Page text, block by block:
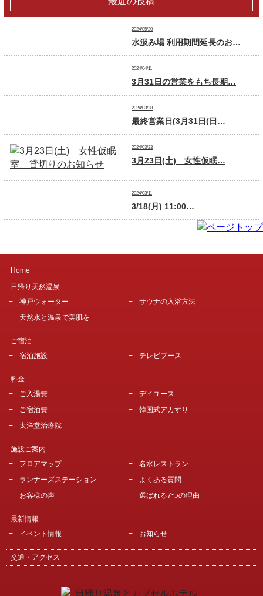
2024/05/20
水汲み場 利用期間延長のお…
2024/04/11
3月31日の営業をもち長期…
2024/03/28
最終営業日(3月31日(日…
2024/03/23
3月23日(土) 女性仮眠…
2024/03/11
3/18(月) 11:00…
Home
日帰り天然温泉
神戸ウォーター
サウナの入浴方法
天然水と温泉で美肌を
ご宿泊
宿泊施設
テレビブース
料金
ご入湯費
デイユース
ご宿泊費
韓国式アカすり
太洋堂治療院
施設ご案内
フロアマップ
名水レストラン
ランナーズステーション
よくある質問
お客様の声
選ばれる7つの理由
最新情報
イベント情報
お知らせ
交通・アクセス